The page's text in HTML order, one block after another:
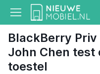
BlackBerry
John Chen test
toestel